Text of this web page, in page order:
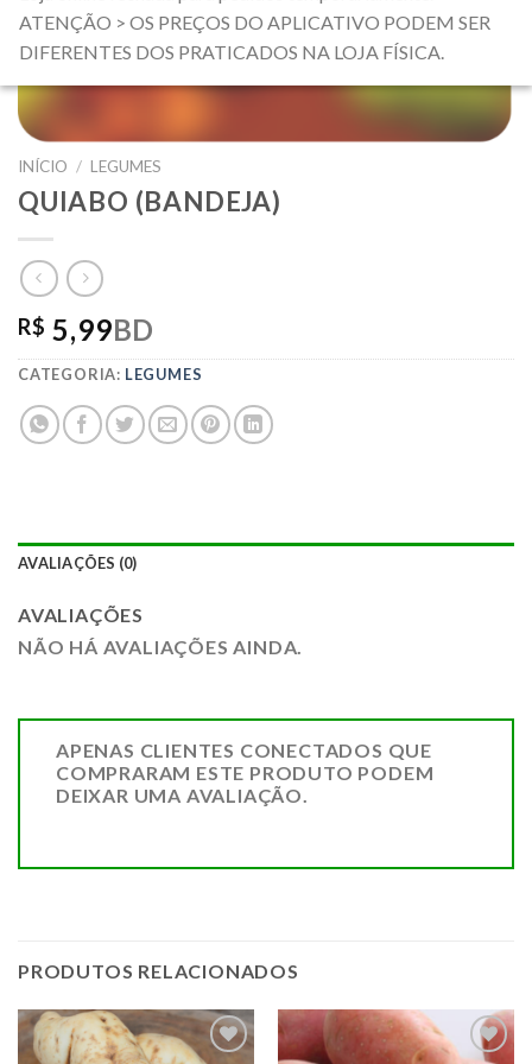
INÍCIO / LEGUMES
QUIABO (BANDEJA)
R$ 5,99BD
CATEGORIA: LEGUMES
AVALIAÇÕES (0)
AVALIAÇÕES
NÃO HÁ AVALIAÇÕES AINDA.
APENAS CLIENTES CONECTADOS QUE
COMPRARAM ESTE PRODUTO PODEM
DEIXAR UMA AVALIAÇÃO.
PRODUTOS RELACIONADOS
ATENÇÃO > OS PREÇOS DO APLICATIVO PODEM SER
DIFERENTES DOS PRATICADOS NA LOJA FÍSICA.